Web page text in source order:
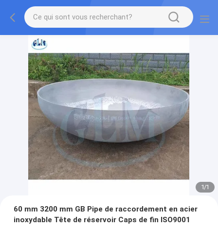
1/1
60 mm 3200 mm GB Pipe de raccordement en acier
inoxydable Tête de réservoir Caps de fin ISO9001